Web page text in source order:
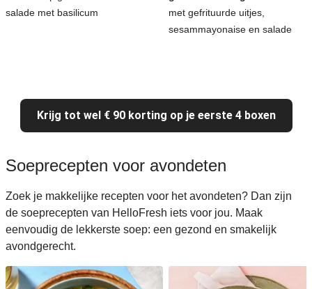
salade met basilicum
met gefrituurde uitjes,
sesammayonaise en salade
Krijg tot wel € 90 korting op je eerste 4 boxen
Soeprecepten voor avondeten
Zoek je makkelijke recepten voor het avondeten? Dan zijn
de soeprecepten van HelloFresh iets voor jou. Maak
eenvoudig de lekkerste soep: een gezond en smakelijk
avondgerecht.